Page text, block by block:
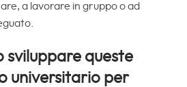
a lavorare in gruppo o ad
sviluppare queste
universitario per